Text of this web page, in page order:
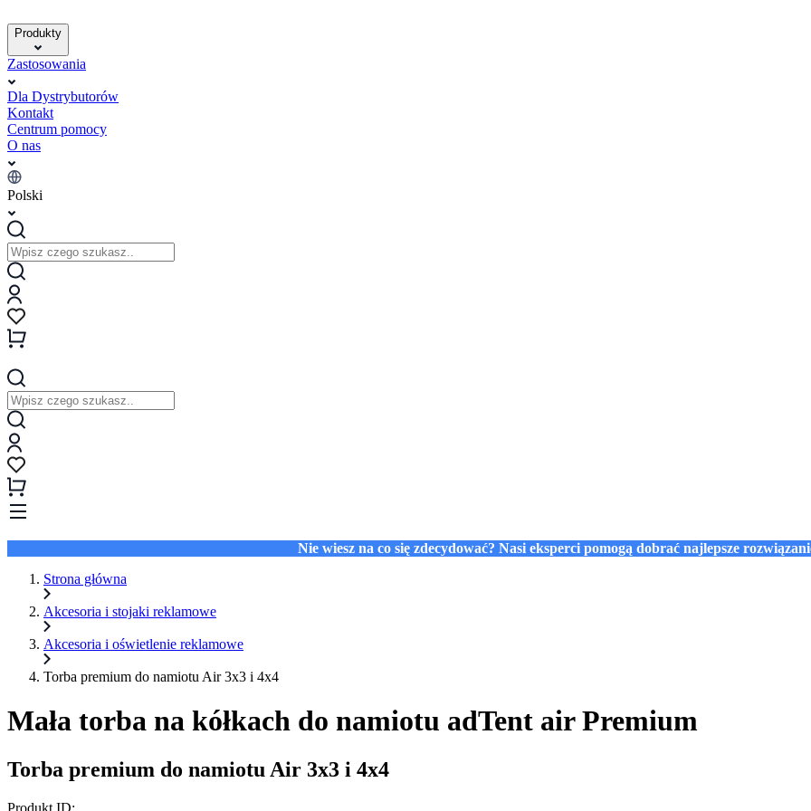
Produkty
Zastosowania
Dla Dystrybutorów
Kontakt
Centrum pomocy
O nas
Polski
Nie wiesz na co się zdecydować? Nasi eksperci pomogą dobrać najlepsze
Strona główna
Akcesoria i stojaki reklamowe
Akcesoria i oświetlenie reklamowe
Torba premium do namiotu Air 3x3 i 4x4
Mała torba na kółkach do namiotu adTent air Premium
Torba premium do namiotu Air 3x3 i 4x4
Produkt ID: